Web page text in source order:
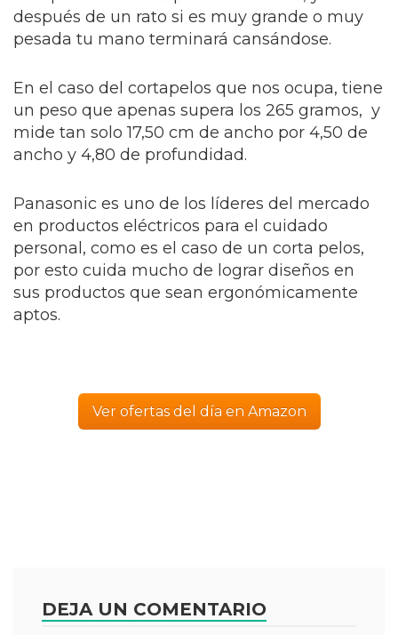
después de un rato si es muy grande o muy
pesada tu mano terminará cansándose.
En el caso del cortapelos que nos ocupa, tiene
un peso que apenas supera los 265 gramos, y
mide tan solo 17,50 cm de ancho por 4,50 de
ancho y 4,80 de profundidad.
Panasonic es uno de los líderes del mercado
en productos eléctricos para el cuidado
personal, como es el caso de un corta pelos,
por esto cuida mucho de lograr diseños en
sus productos que sean ergonómicamente
aptos.
Ver ofertas del día en Amazon
DEJA UN COMENTARIO